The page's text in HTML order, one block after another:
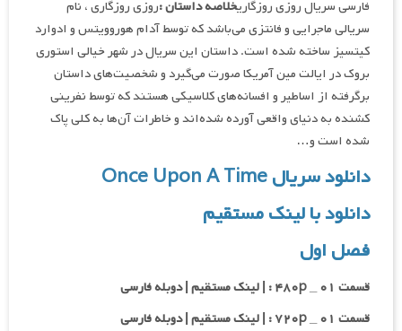
فارسی سریال روزی روزگاریخلاصه داستان :روزی روزگاری ، نام
سریالی ماجرایی و فانتزی می‌باشد که توسط آدام هوروویتس و ادوارد
کیتسیز ساخته شده است. داستان این سریال در شهر خیالی استوری
بروک در ایالت مین آمریکا صورت می‌گیرد و شخصیت‌های داستان
برگرفته از اساطیر و افسانه‌های کلاسیکی هستند که توسط نفرینی
کشنده به دنیای واقعی آورده شده‌اند و خاطرات آن‌ها به کلی پاک
شده است و…
دانلود سریال Once Upon A Time
دانلود با لینک مستقیم
فصل اول
قسمت ۰۱ _ ۴۸۰p : | لینک مستقیم | دوبله فارسی
قسمت ۰۱ _ ۷۲۰p : | لینک مستقیم | دوبله فارسی